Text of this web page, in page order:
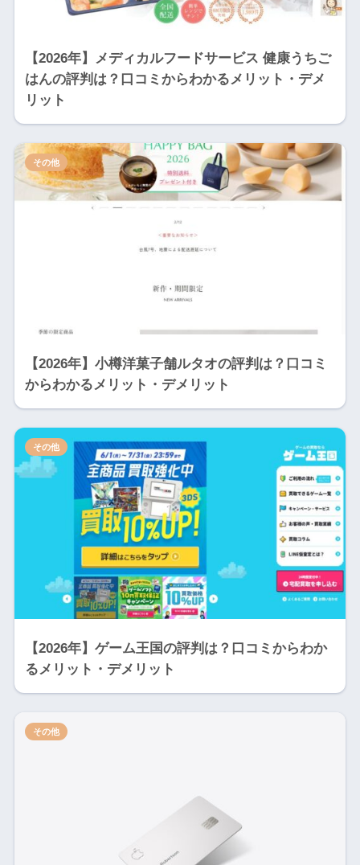
【2026年】メディカルフードサービス 健康うちご
はんの評判は？口コミからわかるメリット・デメ
リット
【2026年】小樽洋菓子舗ルタオの評判は？口コミ
からわかるメリット・デメリット
その他
【2026年】ゲーム王国の評判は？口コミからわか
るメリット・デメリット
その他
その他